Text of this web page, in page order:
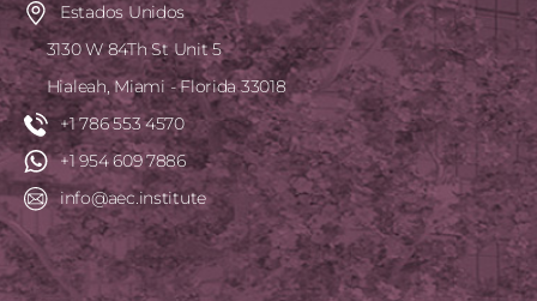
Estados Unidos
3130 W 84Th St Unit 5
Hialeah, Miami - Florida 33018
+1 786 553 4570
+1 954 609 7886
info@aec.institute